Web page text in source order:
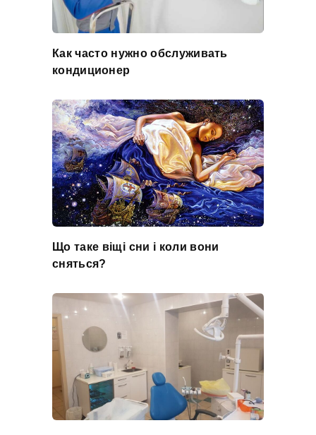
Как часто нужно обслуживать
кондиционер
Що таке віщі сни і коли вони
сняться?